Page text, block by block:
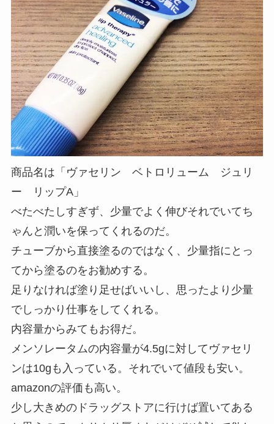
商品名は「ヴァセリン ベトロリューム ジュリ
ー リップA」
べたべたしすぎず、少量でよく伸びそれでいてち
ゃんと潤いを保ってくれるのだ。
チューブから直接塗るのではなく、少量指にとっ
てから塗るのをお勧めする。
足りなければ塗り足せばいいし、思ったより少量
でしっかり仕事をしてくれる。
内容量からみてもお得だ。
メンソレータムの内容量が4.5gに対してヴァセリ
ンは10gも入っている。それでいて値段も安い。
amazonの評価も高い。
少し大きめのドラッグストアに行けば置いてある